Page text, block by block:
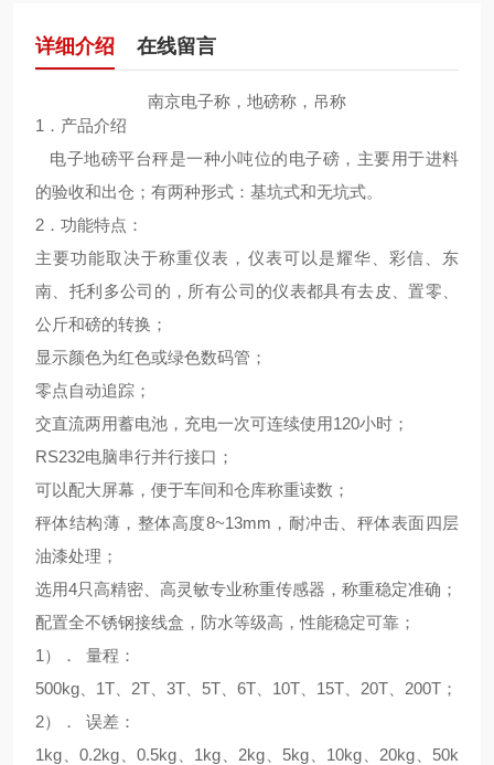
详细介绍 在线留言
南京电子称，地磅称，吊称
1．产品介绍
电子地磅平台秤是一种小吨位的电子磅，主要用于进料
的验收和出仓；有两种形式：基坑式和无坑式。
2．功能特点：
主要功能取决于称重仪表，仪表可以是耀华、彩信、东
南、托利多公司的，所有公司的仪表都具有去皮、置零、
公斤和磅的转换；
显示颜色为红色或绿色数码管；
零点自动追踪；
交直流两用蓄电池，充电一次可连续使用120小时；
RS232电脑串行并行接口；
可以配大屏幕，便于车间和仓库称重读数；
秤体结构薄，整体高度8~13mm，耐冲击、秤体表面四层
油漆处理；
选用4只高精密、高灵敏专业称重传感器，称重稳定准确；
配置全不锈钢接线盒，防水等级高，性能稳定可靠；
1）． 量程：
500kg、1T、2T、3T、5T、6T、10T、15T、20T、200T；
2）． 误差：
1kg、0.2kg、0.5kg、1kg、2kg、5kg、10kg、20kg、50k